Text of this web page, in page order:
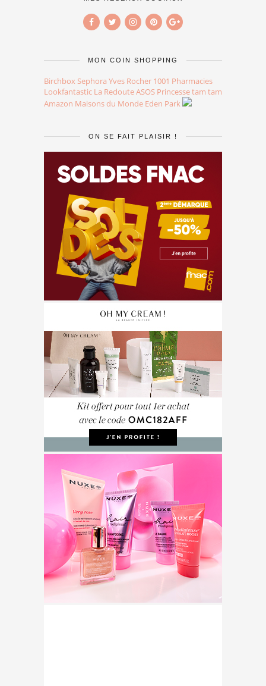
MON COIN SHOPPING
Birchbox Sephora Yves Rocher 1001 Pharmacies
Lookfantastic La RedouteASOS Princesse tam tam
Amazon Maisons du Monde Eden Park
ON SE FAIT PLAISIR !